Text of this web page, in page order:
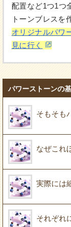
配置など1つ1つ
トーンブレスを
オリジナルパワ
見に行く
パワーストーンの
そもそも
なぜこれ
実際には
それぞれ